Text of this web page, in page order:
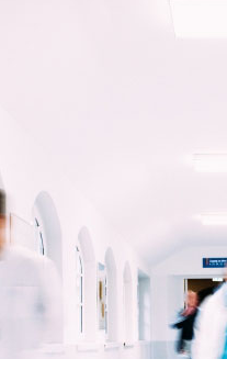
medizinischen
(Flemmingstraße 2)
- 333 35500